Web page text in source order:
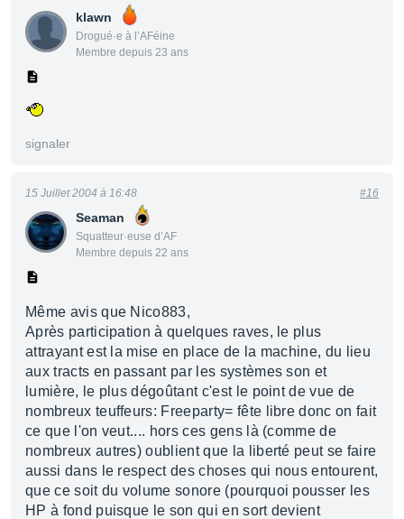
klawn
Drogué·e à l’AFéine
Membre depuis 23 ans
signaler
Seaman
Squatteur·euse d’AF
Membre depuis 22 ans
15 Juillet 2004 à 16:48 #16
Même avis que Nico883,
Après participation à quelques raves, le plus
attrayant est la mise en place de la machine, du lieu
aux tracts en passant par les systèmes son et
lumière, le plus dégoûtant c'est le point de vue de
nombreux teuffeurs: Freeparty= fête libre donc on fait
ce que l'on veut.... hors ces gens là (comme de
nombreux autres) oublient que la liberté peut se faire
aussi dans le respect des choses qui nous entourent,
que ce soit du volume sonore (pourquoi pousser les
HP à fond puisque le son qui en sort devient